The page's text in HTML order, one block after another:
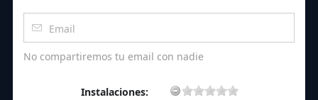
No compartiremos tu email con nadie
Instalaciones: